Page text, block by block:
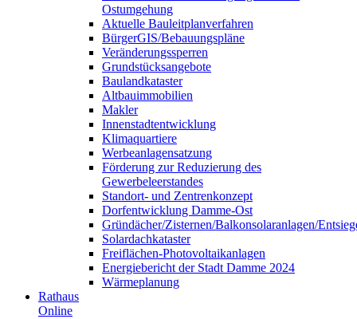
Ostumgehung
Aktuelle Bauleitplanverfahren
BürgerGIS/Bebauungspläne
Veränderungssperren
Grundstücksangebote
Baulandkataster
Altbauimmobilien
Makler
Innenstadtentwicklung
Klimaquartiere
Werbeanlagensatzung
Förderung zur Reduzierung des
Gewerbeleerstandes
Standort- und Zentrenkonzept
Dorfentwicklung Damme-Ost
Gründächer/Zisternen/Balkonsolaranlagen/
Solardachkataster
Freiflächen-Photovoltaikanlagen
Energiebericht der Stadt Damme 2024
Wärmeplanung
Rathaus
Online